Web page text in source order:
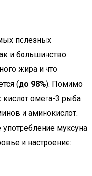
полезных
и большинство
жира и что
(до 98%). Помимо
омега-3 рыба
и аминокислот.
употребление муксуна
и настроение: